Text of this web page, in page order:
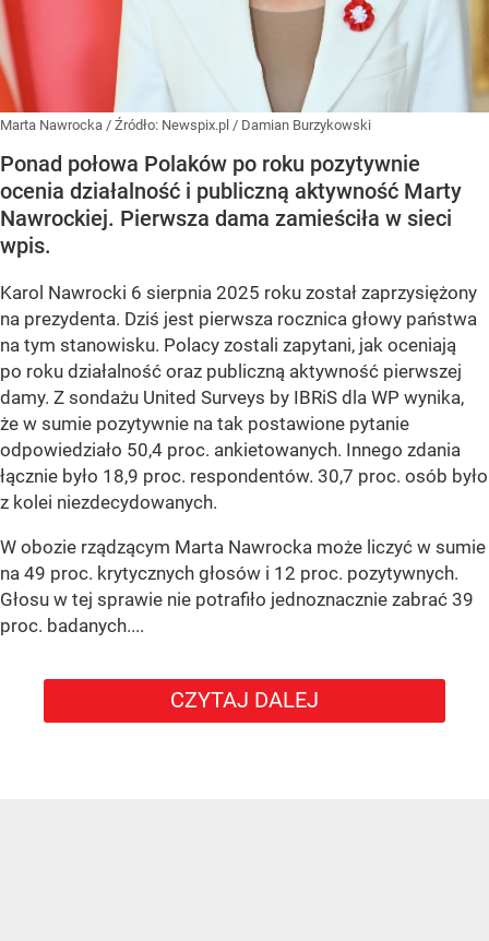
Marta Nawrocka / Źródło: Newspix.pl / Damian Burzykowski
Ponad połowa Polaków po roku pozytywnie
ocenia działalność i publiczną aktywność Marty
Nawrockiej. Pierwsza dama zamieściła w sieci
wpis.
Karol Nawrocki 6 sierpnia 2025 roku został zaprzysiężony
na prezydenta. Dziś jest pierwsza rocznica głowy państwa
na tym stanowisku. Polacy zostali zapytani, jak oceniają
po roku działalność oraz publiczną aktywność pierwszej
damy. Z sondażu United Surveys by IBRiS dla WP wynika,
że w sumie pozytywnie na tak postawione pytanie
odpowiedziało 50,4 proc. ankietowanych. Innego zdania
łącznie było 18,9 proc. respondentów. 30,7 proc. osób było
z kolei niezdecydowanych.
W obozie rządzącym Marta Nawrocka może liczyć w sumie
na 49 proc. krytycznych głosów i 12 proc. pozytywnych.
Głosu w tej sprawie nie potrafiło jednoznacznie zabrać 39
proc. badanych....
CZYTAJ DALEJ